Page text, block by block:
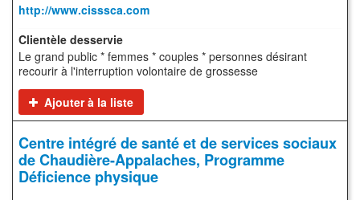
http://www.cisssca.com
Le grand public * femmes * couples * personnes désirant
recourir à l'interruption volontaire de grossesse
Ajouter à la liste
Centre intégré de santé et de services sociaux
de Chaudière-Appalaches, Programme
Déficience physique